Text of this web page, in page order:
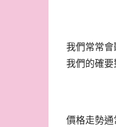
我們常常會
我們的確要
價格走勢